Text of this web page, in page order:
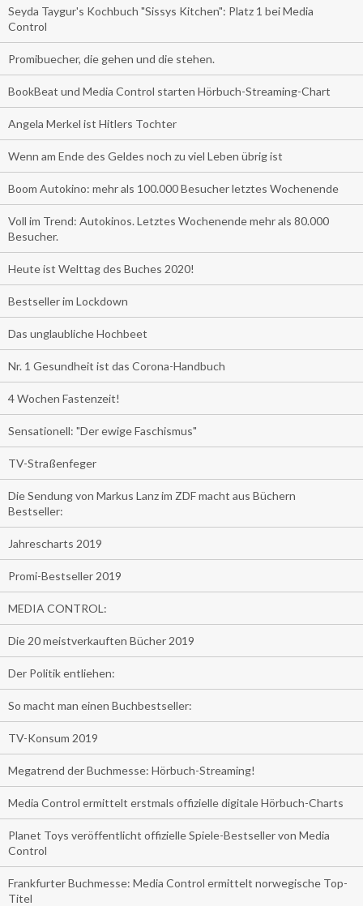
Seyda Taygur's Kochbuch "Sissys Kitchen": Platz 1 bei Media
Control
Promibuecher, die gehen und die stehen.
BookBeat und Media Control starten Hörbuch-Streaming-Chart
Angela Merkel ist Hitlers Tochter
Wenn am Ende des Geldes noch zu viel Leben übrig ist
Boom Autokino: mehr als 100.000 Besucher letztes Wochenende
Voll im Trend: Autokinos. Letztes Wochenende mehr als 80.000
Besucher.
Heute ist Welttag des Buches 2020!
Bestseller im Lockdown
Das unglaubliche Hochbeet
Nr. 1 Gesundheit ist das Corona-Handbuch
4 Wochen Fastenzeit!
Sensationell: "Der ewige Faschismus"
TV-Straßenfeger
Die Sendung von Markus Lanz im ZDF macht aus Büchern
Bestseller:
Jahrescharts 2019
Promi-Bestseller 2019
MEDIA CONTROL:
Die 20 meistverkauften Bücher 2019
Der Politik entliehen:
So macht man einen Buchbestseller:
TV-Konsum 2019
Megatrend der Buchmesse: Hörbuch-Streaming!
Media Control ermittelt erstmals offizielle digitale Hörbuch-Charts
Planet Toys veröffentlicht offizielle Spiele-Bestseller von Media
Control
Frankfurter Buchmesse: Media Control ermittelt norwegische Top-
Titel